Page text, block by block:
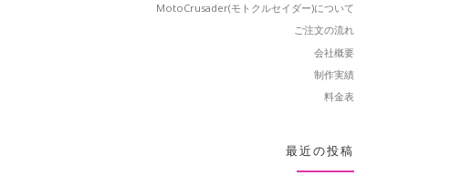
MotoCrusader(モトクルセイダー)について
ご注文の流れ
会社概要
制作実績
料金表
最近の投稿